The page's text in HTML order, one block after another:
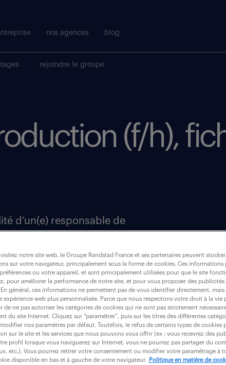
nos agences blog
rejoindre le groupe
(f/h),
d’un(e) responsable de
responsabilités et au
l’ensemble des
missions formation
visitez notre site web, le Groupe Randstad France et ses partenaires peuvent
sur votre navigateur, principalement sous la forme de cookies. Ces informations
ou votre appareil, et sont principalement utilisées pour que le site
pour améliorer la performance de notre site, et pour vous proposer des publicités
En général, ces informations ne permettent pas de vous identifier directement,
expérience web plus personnalisée. Parce que nous respectons votre droit à la vie
de ne pas autoriser les catégories de cookies qui ne sont pas strictement
du site Internet. Cliquez sur “paramétrer”, puis sur les titres des différentes
nos paramètres par défaut. Toutefois, le refus de certains types de cookies
sur le site et les services que nous pouvons vous offrir (ex : vous recevrez des
profil lorsque vous naviguerez sur Internet, vous ne pourrez pas partager du
etc.). Vous pourrez retirer votre consentement ou modifier votre paramétrage à
disponible en bas et à gauche de votre navigateur.
Politique en matière de